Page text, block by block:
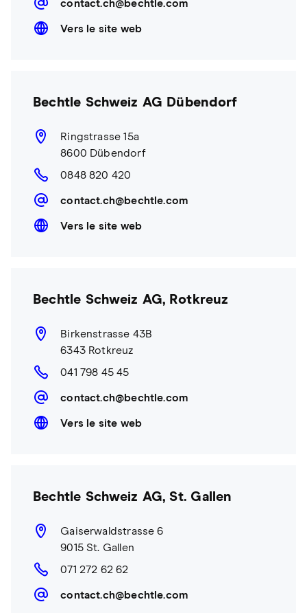
contact.ch@bechtle.com
Vers le site web
Bechtle Schweiz AG Dübendorf
Ringstrasse 15a
8600 Dübendorf
0848 820 420
contact.ch@bechtle.com
Vers le site web
Bechtle Schweiz AG, Rotkreuz
Birkenstrasse 43B
6343 Rotkreuz
041 798 45 45
contact.ch@bechtle.com
Vers le site web
Bechtle Schweiz AG, St. Gallen
Gaiserwaldstrasse 6
9015 St. Gallen
071 272 62 62
contact.ch@bechtle.com